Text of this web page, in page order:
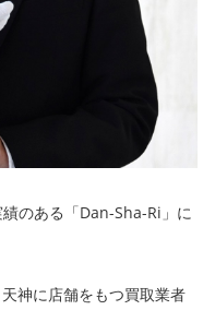
のある「Dan-Sha-Ri」に
神に店舗をもつ買取業者